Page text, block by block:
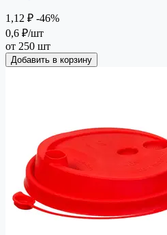
1,12 ₽ -46%
0,6 ₽/шт
от 250 шт
Добавить в корзину